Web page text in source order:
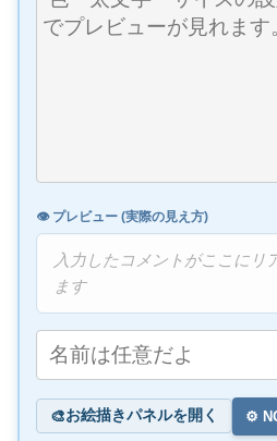
👁️ プレビュー (実際の見え方)
入力したコメントがここにリ
ます
🎨お絵描きパネルを開く ⚙️